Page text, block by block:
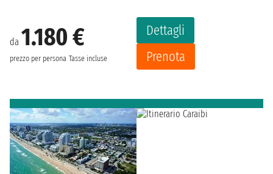
da 1.180 €
prezzo per persona Tasse incluse
Dettagli
Prenota